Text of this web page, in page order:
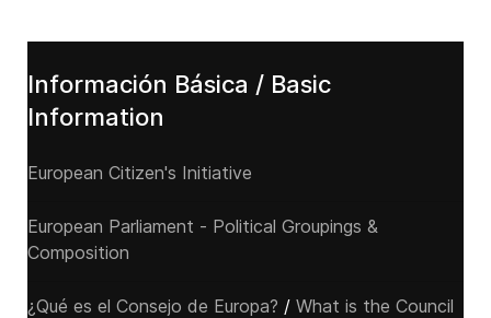
Información Básica / Basic
Information
European Citizen's Initiative
European Parliament - Political Groupings &
Composition
¿Qué es el Consejo de Europa? / What is the Council